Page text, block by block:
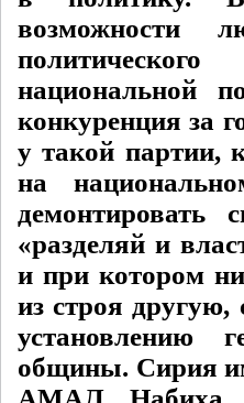
возможности
национальной
конкуренция за
у такой партии,
на
демонтировать
«разделяй и
и при котором
из строя другую,
установлению
общины. Сирия